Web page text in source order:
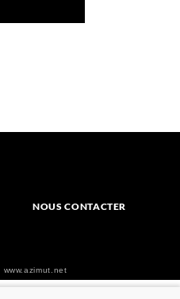
NOUS CONTACTER
www.azimut.net